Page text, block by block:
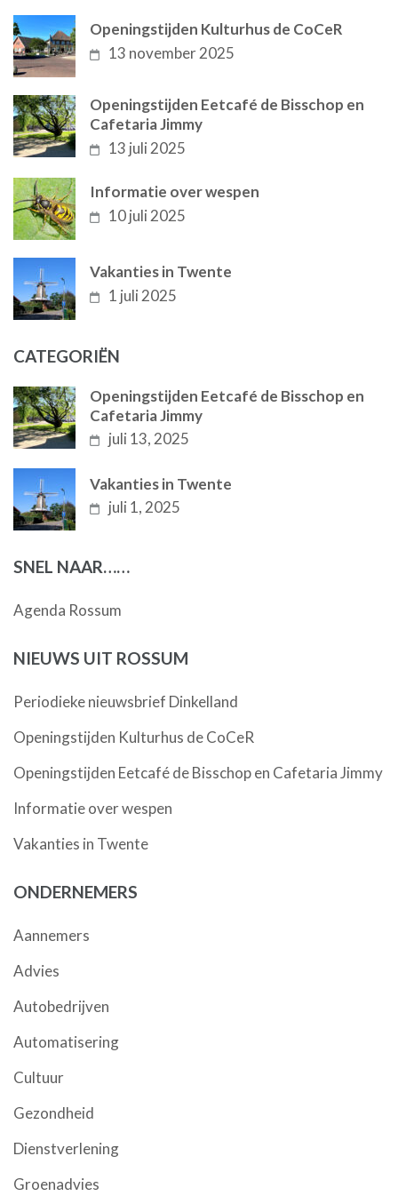
Openingstijden Kulturhus de CoCeR
13 november 2025
Openingstijden Eetcafé de Bisschop en
Cafetaria Jimmy
13 juli 2025
Informatie over wespen
10 juli 2025
Vakanties in Twente
1 juli 2025
CATEGORIËN
Openingstijden Eetcafé de Bisschop en
Cafetaria Jimmy
juli 13, 2025
Vakanties in Twente
juli 1, 2025
SNEL NAAR……
Agenda Rossum
NIEUWS UIT ROSSUM
Periodieke nieuwsbrief Dinkelland
Openingstijden Kulturhus de CoCeR
Openingstijden Eetcafé de Bisschop en Cafetaria Jimmy
Informatie over wespen
Vakanties in Twente
ONDERNEMERS
Aannemers
Advies
Autobedrijven
Automatisering
Cultuur
Gezondheid
Dienstverlening
Groenadvies